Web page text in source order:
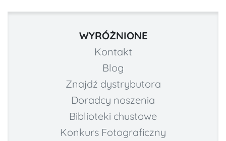
WYRÓŻNIONE
Kontakt
Blog
Znajdź dystrybutora
Doradcy noszenia
Biblioteki chustowe
Konkurs Fotograficzny